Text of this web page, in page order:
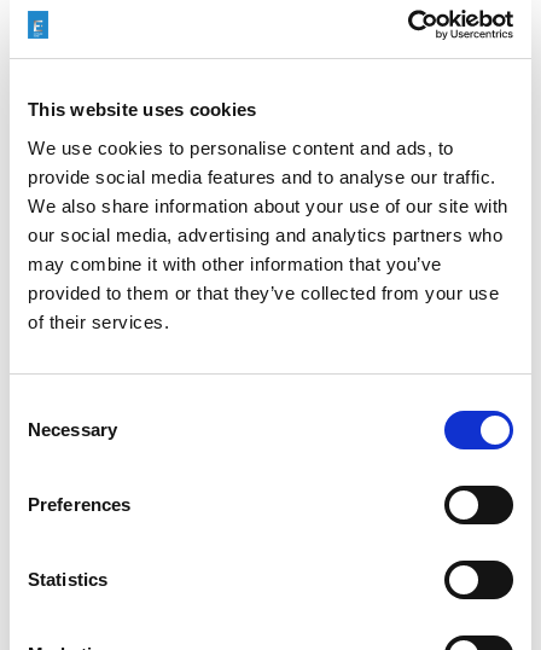
This website uses cookies
We use cookies to personalise content and ads, to
provide social media features and to analyse our traffic.
We also share information about your use of our site with
our social media, advertising and analytics partners who
may combine it with other information that you’ve
provided to them or that they’ve collected from your use
of their services.
Selection
Necessary
Preferences
Statistics
Generating 3D Shapes with
Shaping, Broaching, Sinking.
READ MORE
for:
最新文章